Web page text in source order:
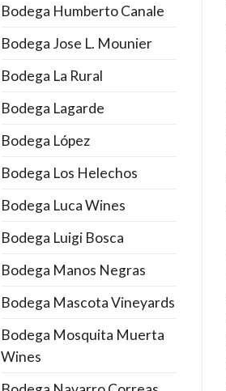
Bodega Humberto Canale
Bodega Jose L. Mounier
Bodega La Rural
Bodega Lagarde
Bodega López
Bodega Los Helechos
Bodega Luca Wines
Bodega Luigi Bosca
Bodega Manos Negras
Bodega Mascota Vineyards
Bodega Mosquita Muerta
Wines